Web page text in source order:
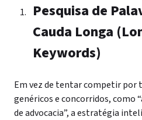
Pesquisa de
Cauda Longa
Keywords)
Em vez de tentar competir
genéricos e concorridos, como
de advocacia”, a estratégia